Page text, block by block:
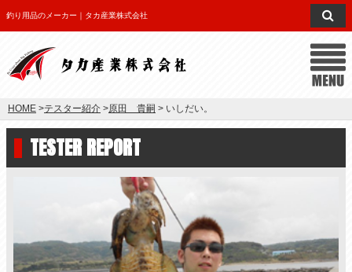
釣り用品のメーカー｜タカ産業株式会社
HOME >テスター紹介 >原田 貴嗣 > いしだい。
TESTER REPORT